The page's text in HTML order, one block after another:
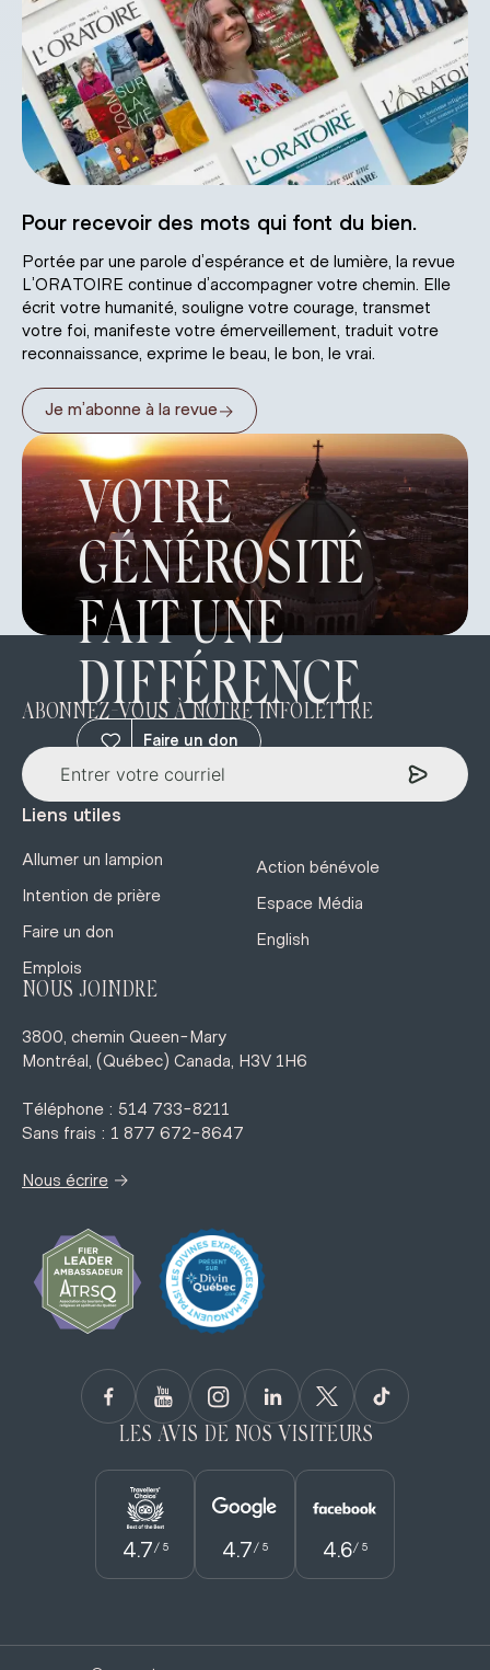
Pour recevoir des mots qui font du bien.
Portée par une parole d’espérance et de lumière, la revue
L’ORATOIRE continue d’accompagner votre chemin. Elle
écrit votre humanité, souligne votre courage, transmet
votre foi, manifeste votre émerveillement, traduit votre
reconnaissance, exprime le beau, le bon, le vrai.
Je m’abonne à la revue→
VOTRE
GÉNÉROSITÉ
FAIT UNE
DIFFÉRENCE
Faire un don
ABONNEZ-VOUS À NOTRE INFOLETTRE
Liens utiles
Allumer un lampion
Intention de prière
Faire un don
Emplois
Action bénévole
Espace Média
English
LES AVIS DE NOS VISITEURS
4.7 / 5 4.7 / 5 4.6/ 5
NOUS JOINDRE
3800, chemin Queen-Mary
Montréal, (Québec) Canada, H3V 1H6
Téléphone : 514 733-8211
Sans frais : 1 877 672-8647
Nous écrire →